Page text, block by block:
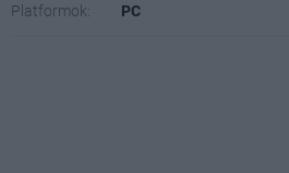
Platformok: PC